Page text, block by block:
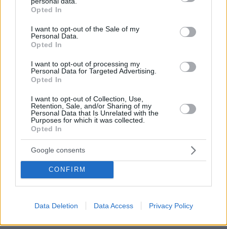
grant or deny consent to Google and its third-party tags to
use your data for below specified purposes in below Google
consent section.
Opted In
I want to opt-out of the Sale of my
Personal Data.
Opted In
I want to opt-out of processing my
Personal Data for Targeted Advertising.
Opted In
I want to opt-out of Collection, Use,
Retention, Sale, and/or Sharing of my
Personal Data that Is Unrelated with the
Purposes for which it was collected.
Opted In
Google consents
CONFIRM
Data Deletion Data Access Privacy Policy
Πολύ κρίμα!
09.04.2021, 12:27
Πρεπει να τον βαλουν στο ιδιο κελι με τον μεγα
καβαλαρη Λιγναδη,τα υπολοιπα η ιδια η φυση θα
μεριμνησει για να τιμωρηθει αυστηρα για τις
αποτροπαιες πραξεις του,Ντροπη του και Αισχος.
ΑΠΑΝΤΗΣΗ
09.04.2021, 11:49
Ό,τι θυμούνται χαίρονται οι καταγγέλλουσες. Υπάρχει
περίπτωση να υπήρξε συναίνεση, ή ακόμη και να μην